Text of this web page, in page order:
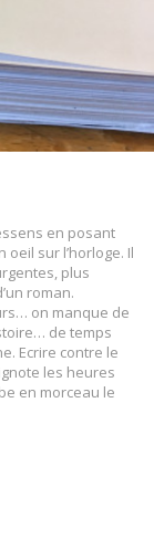
en posant
sur l’horloge. Il
plus
roman.
on manque de
de temps
Ecrire contre le
les heures
en morceau le